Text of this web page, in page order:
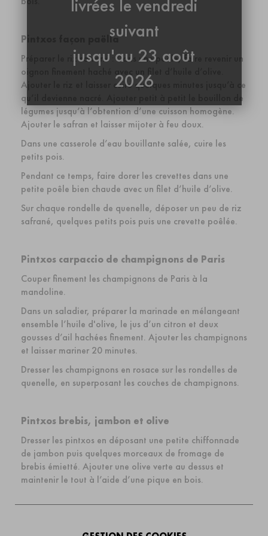
livrées le vendredi
suivant
jusqu'au 23 août
2026
Pintxos façon paëlla
Préparer le riz safrané : Dans une poêle, faire revenir un
oignon finement haché avec un filet d’huile d’olive.
Ajouter le riz et laisser cuire quelques minutes jusqu’à ce
qu’il devienne nacré. Ajouter petit à petit le bouillon de
légumes jusqu’à l’obtention d’une cuisson homogène.
Ajouter le safran et laisser mijoter à feu doux.
Dans une casserole d’eau bouillante salée, cuire les
petits pois.
Pendant ce temps, faire dorer les crevettes dans une
petite poêle bien chaude avec un filet d’huile d’olive.
Sur chaque rondelle de quenelle, déposer un peu de riz
safrané, quelques petits pois puis une crevette poêlée.
Pintxos carpaccio de champignons de Paris
Couper finement les champignons de Paris à la
mandoline.
Dans un saladier, préparer la marinade en mélangeant
ensemble l’huile d'olive, le jus d’un citron et deux
gousses d’ail hachées finement. Ajouter les champignons
et laisser mariner 20 minutes.
Dresser les champignons en rosace sur les rondelles de
quenelle, en superposant les couches de champignons.
Pintxos brebis, jambon et olive
Dresser les pintxos en déposant une petite chiffonnade
de jambon puis quelques morceaux de fromage de
brebis émietté. Ajouter une olive verte au dessus et
maintenir le tout à l’aide d’une pique en bois.